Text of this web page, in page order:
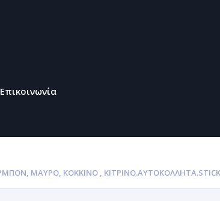
Επικοινωνία
ΜΑΎΡΟ, ΚΌΚΚΙΝΟ ,